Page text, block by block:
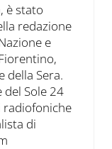
è stato
redazione
e
della Sera.
del Sole 24
radiofoniche
di